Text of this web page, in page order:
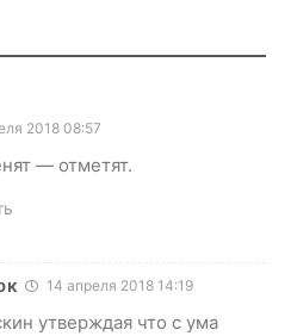
2018 08:57
— отметят.
14 апреля 2018 14:19
утверждая что с ума